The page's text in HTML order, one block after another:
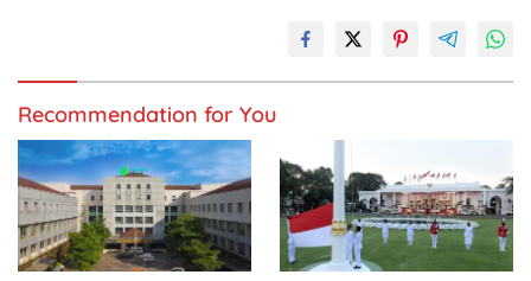
Recommendation for You